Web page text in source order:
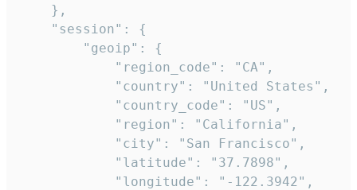
    },
    "session": {
        "geoip": {
            "region_code": "CA",
            "country": "United States",
            "country_code": "US",
            "region": "California",
            "city": "San Francisco",
            "latitude": "37.7898",
            "longitude": "-122.3942",